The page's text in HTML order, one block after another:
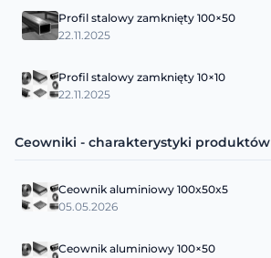
Profil stalowy zamknięty 100×50
22.11.2025
Profil stalowy zamknięty 10×10
22.11.2025
Ceowniki - charakterystyki produktów
Ceownik aluminiowy 100x50x5
05.05.2026
Ceownik aluminiowy 100×50